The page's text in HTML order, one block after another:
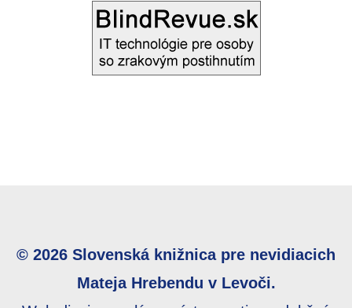
© 2026 Slovenská knižnica pre nevidiacich
Mateja Hrebendu v Levoči.